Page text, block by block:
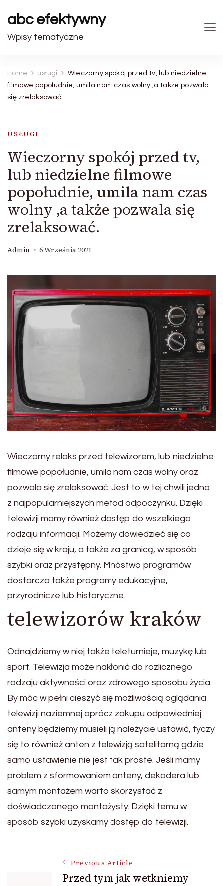
abc efektywny
Wpisy tematyczne
Home usługi
Wieczorny spokój przed tv, lub niedzielne
filmowe popołudnie, umila nam czas wolny ,a także pozwala
się zrelaksować.
USŁUGI
Wieczorny spokój przed tv,
lub niedzielne filmowe
popołudnie, umila nam czas
wolny ,a także pozwala się
zrelaksować.
Admin 6 Września 2021
Wieczorny relaks przed telewizorem, lub niedzielne
filmowe popołudnie, umila nam czas wolny oraz
pozwala się zrelaksować. Jest to w tej chwili jedna
z najpopularniejszych metod odpoczynku. Dzięki
telewizji mamy również dostęp do wszelkiego
rodzaju informacji. Możemy dowiedzieć się co
dzieje się w kraju, a także za granicą, w sposób
szybki oraz przystępny. Mnóstwo programów
dostarcza także programy edukacyjne,
przyrodnicze lub historyczne.
telewizorów kraków
Odnajdziemy w niej także teleturnieje, muzykę lub
sport. Telewizja może nakłonić do rozlicznego
rodzaju aktywności oraz zdrowego sposobu życia.
By móc w pełni cieszyć się możliwością oglądania
telewizji naziemnej oprócz zakupu odpowiedniej
anteny będziemy musieli ją należycie ustawić, tyczy
się to również anten z telewizją satelitarną gdzie
samo ustawienie nie jest tak proste. Jeśli mamy
problem z sformowaniem anteny, dekodera lub
samym montażem warto skorzystać z
doświadczonego montażysty. Dzięki temu w
sposób szybki uzyskamy dostęp do telewizji.
Previous Article
Przed tym jak wetkniemy